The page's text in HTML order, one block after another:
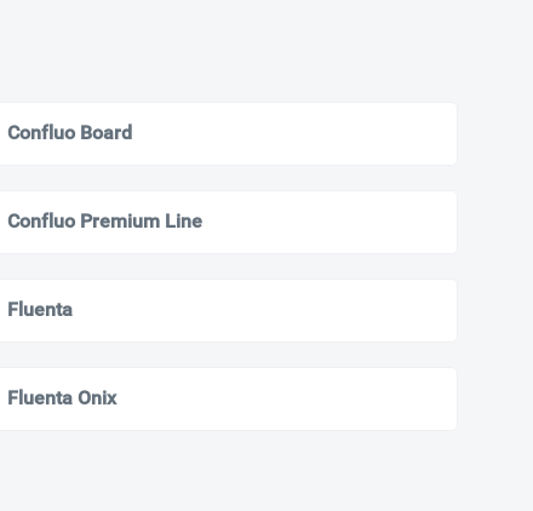
Confluo Board
Confluo Premium Line
Fluenta
Fluenta Onix